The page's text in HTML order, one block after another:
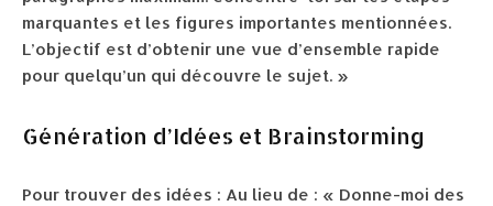
marquantes et les figures importantes mentionnées.
L’objectif est d’obtenir une vue d’ensemble rapide
pour quelqu’un qui découvre le sujet. »
Génération d’Idées et Brainstorming
Pour trouver des idées : Au lieu de : « Donne-moi des